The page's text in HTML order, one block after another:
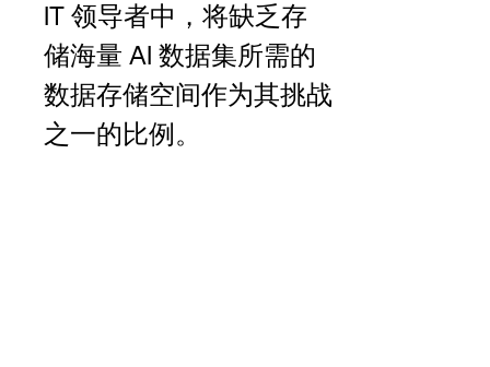
IT 领导者中，将缺乏存
储海量 AI 数据集所需的
数据存储空间作为其挑战
之一的比例。